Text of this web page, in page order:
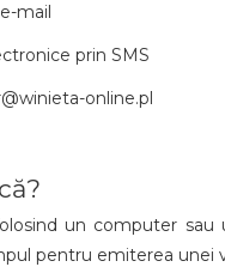
mail
prin SMS
online.pl
un computer
pentru emiterea